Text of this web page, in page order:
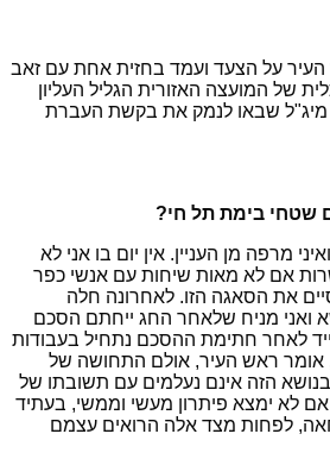
על הצעד ועמד בחזית אחת עם זאב
של המועצה האזורית הגליל העליון
מיג"ל שבאו לנמק את בקשת העברת
שטחי בימת תל חי?
מרפה מן העניין. אין יום בו אני לא
אם לא מאות שיחות עם אנשי כפר
את הסאגה הזו. לאחרונה חלה
מניח שלאחר החג ייחתם הסכם
לאחר חתימת ההסכם נתחיל בעבודות
אומר ראש העיר, אולם התחושה של
הזה אינם נעלמים עם תשובתו של
לא ימצא פיתרון מעשי וממשי, בעתיד
לפחות מצד אלה הרואים עצמם